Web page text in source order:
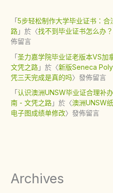
「5步轻松制作大学毕业证书：
路」於〈找不到毕业证书怎么办
佈留言
「圣力嘉学院毕业证老版本VS加
文凭之路」於〈新版Seneca
凭三天完成是真的吗〉發佈留言
「认识澳洲UNSW毕业证合理补
南 - 文凭之路」於〈澳洲UNSW
电子图成绩单修改〉發佈留言
Archives